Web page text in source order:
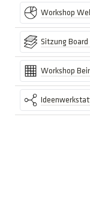
Workshop
Sitzung Board
Workshop